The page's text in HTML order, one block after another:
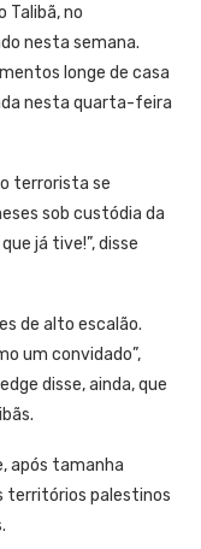
Talibã, no
nesta semana.
longe de casa
nesta quarta-feira
terrorista se
sob custódia da
já tive!”, disse
de alto escalão.
um convidado”,
disse, ainda, que
após tamanha
territórios palestinos